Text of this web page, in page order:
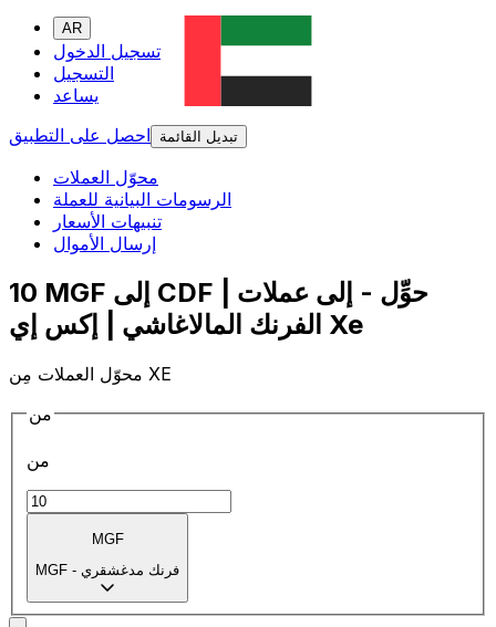
AR
تسجيل الدخول
التسجيل
يساعد
احصل على التطبيق
تبديل القائمة
محوّل العملات
الرسومات البيانية للعملة
تنبيهات الأسعار
إرسال الأموال
10 MGF إلى CDF | حوِّل - إلى عملات
الفرنك المالاغاشي | إكس إي Xe
محوّل العملات مِن XE
من
من
MGF
MGF - فرنك مدغشقري